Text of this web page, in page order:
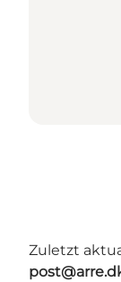
Zuletzt